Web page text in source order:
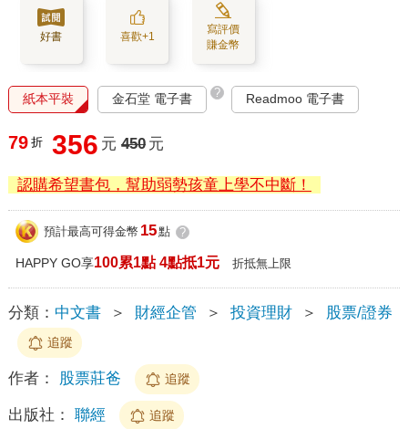
好書 喜歡+1
寫評價
賺金幣
紙本平裝 金石堂 電子書 ? Readmoo 電子書
79 折 356 元 450 元
認購希望書包，幫助弱勢孩童上學不中斷！
預計最高可得金幣 15點 ?
HAPPY GO享100累1點 4點抵1元 折抵無上限
分類： 中文書 ＞ 財經企管 ＞ 投資理財 ＞ 股票/證券
追蹤
作者： 股票莊爸 追蹤
出版社： 聯經 追蹤